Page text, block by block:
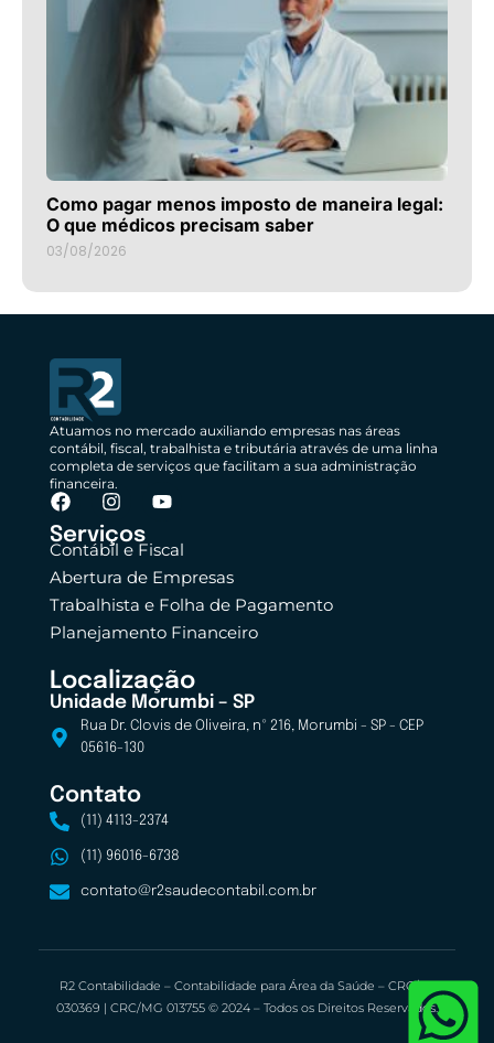
Como pagar menos imposto de maneira legal:
O que médicos precisam saber
03/08/2026
Atuamos no mercado auxiliando empresas nas áreas
contábil, fiscal, trabalhista e tributária através de uma linha
completa de serviços que facilitam a sua administração
financeira.
Serviços
Contábil e Fiscal
Abertura de Empresas
Trabalhista e Folha de Pagamento
Planejamento Financeiro
Localização
Unidade Morumbi – SP
Rua Dr. Clovis de Oliveira, nº 216, Morumbi - SP - CEP
05616-130
Contato
(11) 4113-2374
(11) 96016-6738
contato@r2saudecontabil.com.br
R2 Contabilidade – Contabilidade para Área da Saúde – CRC/SP
030369 | CRC/MG 013755 © 2024 – Todos os Direitos Reservados.